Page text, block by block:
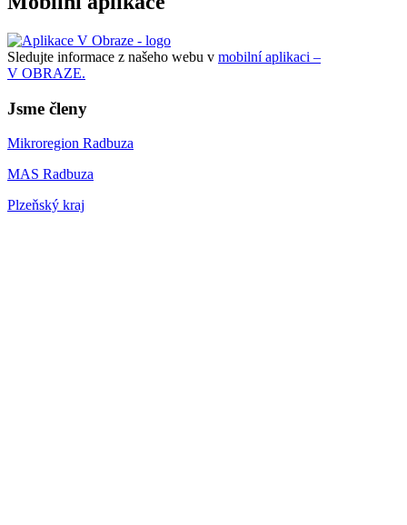
Sledujte informace z našeho webu v mobilní aplikaci –
V OBRAZE.
Jsme členy
Mikroregion Radbuza
MAS Radbuza
Plzeňský kraj